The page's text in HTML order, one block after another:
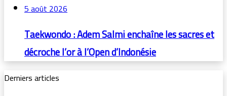
5 août 2026
Taekwondo : Adem Salmi enchaîne les sacres et
décroche l’or à l’Open d’Indonésie
Derniers articles